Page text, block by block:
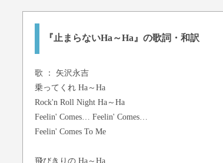
『止まらないHa～Ha』の歌詞・和訳
歌 ： 矢沢永吉
乗ってくれ Ha～Ha
Rock'n Roll Night Ha～Ha
Feelin' Comes… Feelin' Comes…
Feelin' Comes To Me
飛びきりの Ha～Ha